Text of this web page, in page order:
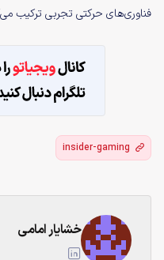
فناوری‌های حرکتی تجربی ترکیب
insider-gaming
خشایار امامی